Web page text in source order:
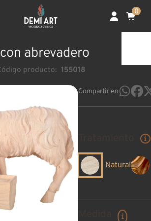
0
abrevadero
producto: 155018
Compartir en
Natural